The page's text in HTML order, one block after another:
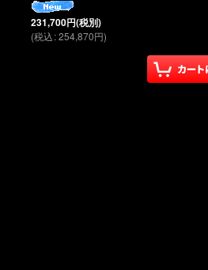
231,700円(税別)
(税込:254,870円)